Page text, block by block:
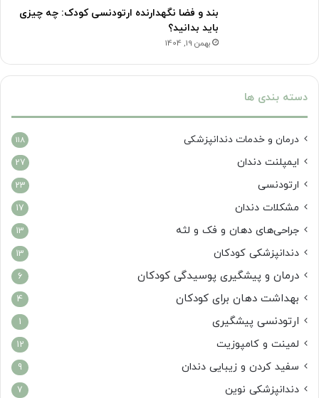
بند و فضا نگهدارنده ارتودنسی کودک: چه چیزی
باید بدانید؟
بهمن 19, 1404
دسته بندی ها
درمان‌ و خدمات دندانپزشکی 118
ایمپلنت دندان 27
ارتودنسی 23
مشکلات دندان 17
جراحی‌های دهان و فک و لثه 13
دندانپزشکی کودکان 13
درمان و پیشگیری پوسیدگی کودکان 6
بهداشت دهان برای کودکان 4
ارتودنسی پیشگیری 1
لمینت و کامپوزیت 12
سفید کردن و زیبایی دندان 9
دندانپزشکی نوین 7